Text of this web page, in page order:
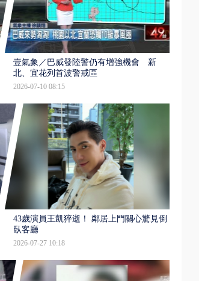
壹氣象／巴威發陸警仍有增強機會 新
北、宜花列首波警戒區
2026-07-10 08:15
43歲演員王凱猝逝！ 鄰居上門關心驚見倒
臥客廳
2026-07-27 10:18